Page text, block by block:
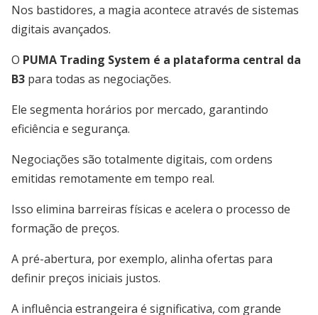
Nos bastidores, a magia acontece através de sistemas
digitais avançados.
O PUMA Trading System é a plataforma central da
B3 para todas as negociações.
Ele segmenta horários por mercado, garantindo
eficiência e segurança.
Negociações são totalmente digitais, com ordens
emitidas remotamente em tempo real.
Isso elimina barreiras físicas e acelera o processo de
formação de preços.
A pré-abertura, por exemplo, alinha ofertas para
definir preços iniciais justos.
A influência estrangeira é significativa, com grande